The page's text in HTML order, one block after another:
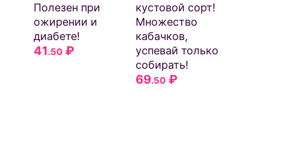
Полезен при
ожирении и
диабете!
41.50₽
кустовой сорт!
Множество
кабачков,
успевай только
собирать!
69.50₽